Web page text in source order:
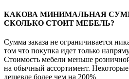
КАКОВА МИНИМАЛЬНАЯ
СКОЛЬКО СТОИТ МЕБЕЛЬ?
Сумма заказа не ограничивается
том что покупка идет только
Стоимость мебели меньше
на обычный ассортимент.
дешевле более чем на 200%